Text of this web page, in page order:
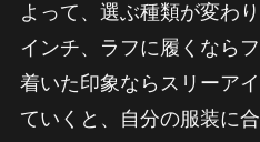
よって、選ぶ種類が変わ
インチ、ラフに履くなら
着いた印象ならスリーア
ていくと、自分の服装に